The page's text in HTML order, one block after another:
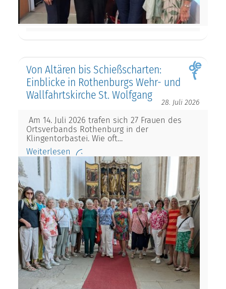
Von Altären bis Schießscharten:
Einblicke in Rothenburgs Wehr- und
Wallfahrtskirche St. Wolfgang
28. Juli 2026
Am 14. Juli 2026 trafen sich 27 Frauen des
Ortsverbands Rothenburg in der
Klingentorbastei. Wie oft…
Weiterlesen